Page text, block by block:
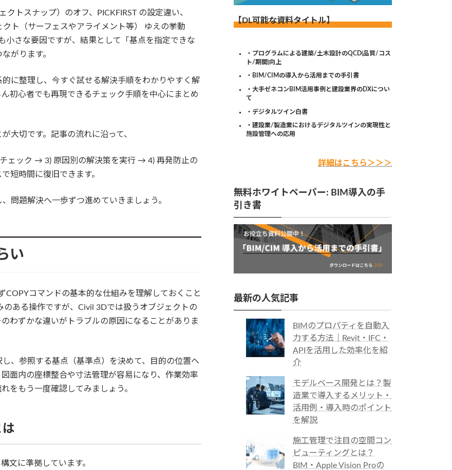
トスナップ）のオフ、PICKFIRST の設定違い、
ト（サーフェスやアライメント等） ゆえの挙動
小さな要因ですが、結果として「基点を指定できな
がります。
に整理し、今すぐ試せる解決手順をわかりやすく解
初心者でも再現できるチェック手順を中心にまとめ
大切です。記事の流れに沿って、
ェック → 3) 原因別の解決策を実行 → 4) 再発防止の
短時間に復旧できます。
問題解決へ一歩ずつ進めていきましょう。
い
コマンドの基本的な仕組みを理解しておくこと
ある操作ですが、Civil 3Dでは扱うオブジェクトの
わずかな違いがトラブルの原因になることがありま
、参照する基点（基準点）を決めて、目的の位置へ
面内の座標整合や寸法管理が容易になり、作業効率
をもう一度確認してみましょう。
文に準拠しています。
【DL可能な資料タイトル】
・プログラムによる建築/土木設計のQCD(品質/コス
ト/期間)向上
・BIM/CIMの導入から活用までの手引書
・大手ゼネコンBIM活用事例と建設業界のDXについ
て
・デジタルツイン白書
・建設業/製造業におけるデジタルツインの実現性と
施設管理への応用
詳細はこちら＞＞＞
無料ホワイトペーパー: BIM導入の手
引き書
最新の人気記事
BIMのプロパティを自動入
力する方法｜Revit・IFC・
APIを活用した効率化を紹
介
モデルベース開発とは？製
造業で導入するメリット・
活用例・導入時のポイント
を解説
施工管理で注目の空間コン
ピューティングとは？
BIM・Apple Vision Proの